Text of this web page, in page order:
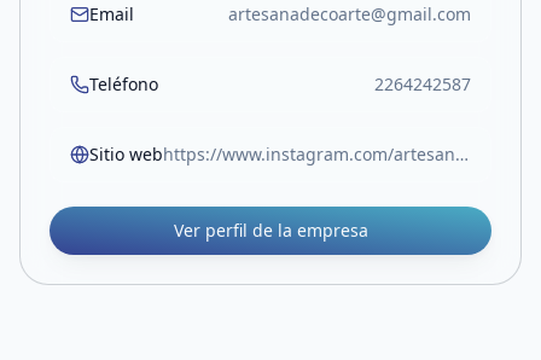
Email artesanadecoarte@gmail.com
Teléfono 2264242587
Sitio web https://www.instagram.com/artesana_deco_arte.sl/
Ver perfil de la empresa